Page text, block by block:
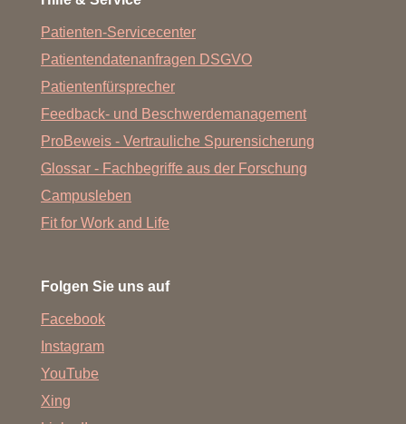
Patienten-Servicecenter
Patientendatenanfragen DSGVO
Patientenfürsprecher
Feedback- und Beschwerdemanagement
ProBeweis - Vertrauliche Spurensicherung
Glossar - Fachbegriffe aus der Forschung
Campusleben
Fit for Work and Life
Folgen Sie uns auf
Facebook
Instagram
YouTube
Xing